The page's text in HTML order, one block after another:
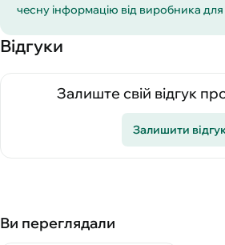
чесну інформацію від виробника для
Відгуки
Залиште свій відгук
Залишити
Ви переглядали